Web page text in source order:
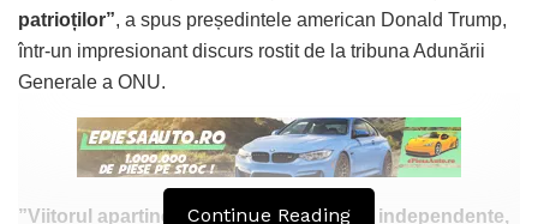
patrioților”, a spus președintele american Donald Trump,
într-un impresionant discurs rostit de la tribuna Adunării
Generale a ONU.
”Viitorul aparține națiunilor suverane și independente,
Continue Reading